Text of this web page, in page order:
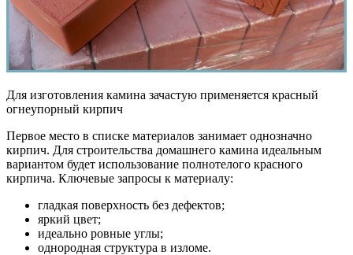
Для изготовления камина зачастую применяется красный
огнеупорный кирпич
Первое место в списке материалов занимает однозначно
кирпич. Для строительства домашнего камина идеальным
вариантом будет использование полнотелого красного
кирпича. Ключевые запросы к материалу:
гладкая поверхность без дефектов;
яркий цвет;
идеально ровные углы;
однородная структура в изломе.